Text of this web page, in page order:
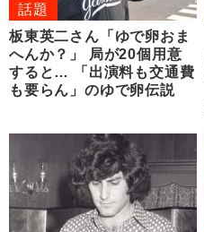
話題
板東英二さん「ゆで卵おま
へんか？」 局が20個用意
すると… 「出演料も交通費
も要らん」のゆで卵伝説